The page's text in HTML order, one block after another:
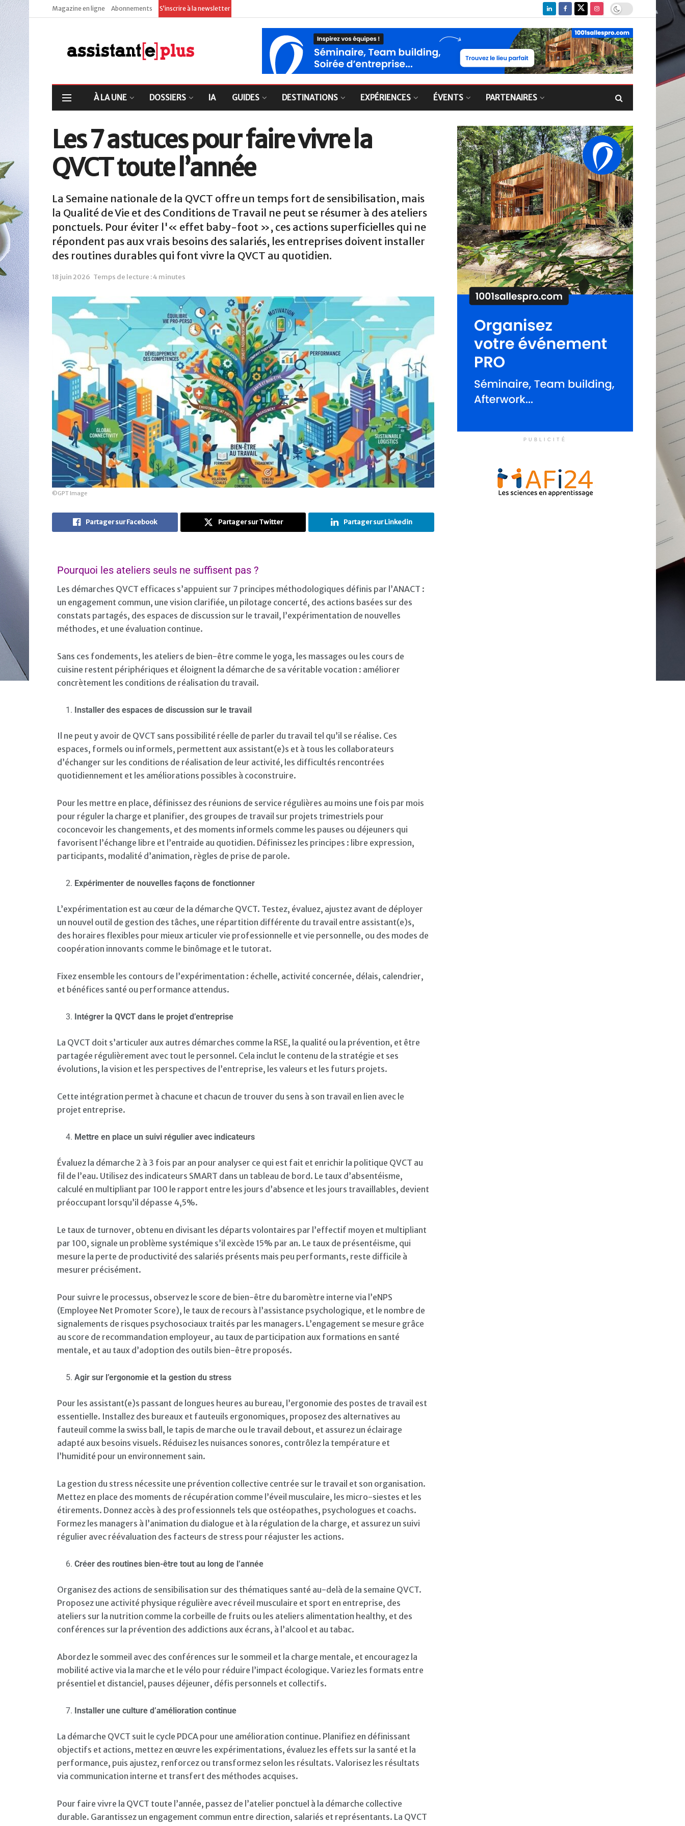
Magazine en ligne Abonnements S’inscrire à la newsletter
À LA UNE DOSSIERS IA GUIDES DESTINATIONS EXPÉRIENCES ÉVENTS PARTENAIRES
Les 7 astuces pour faire vivre la
QVCT toute l’année
La Semaine nationale de la QVCT offre un temps fort de sensibilisation, mais
la Qualité de Vie et des Conditions de Travail ne peut se résumer à des ateliers
ponctuels. Pour éviter l'« effet baby-foot », ces actions superficielles qui ne
répondent pas aux vrais besoins des salariés, les entreprises doivent installer
des routines durables qui font vivre la QVCT au quotidien.
18 juin 2026 Temps de lecture : 4 minutes
©GPT Image
Partager sur Facebook Partager sur Twitter Partager sur Linkedin
Pourquoi les ateliers seuls ne suffisent pas ?
Les démarches QVCT efficaces s’appuient sur 7 principes méthodologiques définis par l’ANACT :
un engagement commun, une vision clarifiée, un pilotage concerté, des actions basées sur des
constats partagés, des espaces de discussion sur le travail, l’expérimentation de nouvelles
méthodes, et une évaluation continue.
Sans ces fondements, les ateliers de bien-être comme le yoga, les massages ou les cours de
cuisine restent périphériques et éloignent la démarche de sa véritable vocation : améliorer
concrètement les conditions de réalisation du travail.
Installer des espaces de discussion sur le travail
Il ne peut y avoir de QVCT sans possibilité réelle de parler du travail tel qu’il se réalise. Ces
espaces, formels ou informels, permettent aux assistant(e)s et à tous les collaborateurs
d’échanger sur les conditions de réalisation de leur activité, les difficultés rencontrées
quotidiennement et les améliorations possibles à coconstruire.
Pour les mettre en place, définissez des réunions de service régulières au moins une fois par mois
pour réguler la charge et planifier, des groupes de travail sur projets trimestriels pour
coconcevoir les changements, et des moments informels comme les pauses ou déjeuners qui
favorisent l’échange libre et l’entraide au quotidien. Définissez les principes : libre expression,
participants, modalité d’animation, règles de prise de parole.
Expérimenter de nouvelles façons de fonctionner
L’expérimentation est au cœur de la démarche QVCT. Testez, évaluez, ajustez avant de déployer
un nouvel outil de gestion des tâches, une répartition différente du travail entre assistant(e)s,
des horaires flexibles pour mieux articuler vie professionnelle et vie personnelle, ou des modes de
coopération innovants comme le binômage et le tutorat.
Fixez ensemble les contours de l’expérimentation : échelle, activité concernée, délais, calendrier,
et bénéfices santé ou performance attendus.
Intégrer la QVCT dans le projet d’entreprise
La QVCT doit s’articuler aux autres démarches comme la RSE, la qualité ou la prévention, et être
partagée régulièrement avec tout le personnel. Cela inclut le contenu de la stratégie et ses
évolutions, la vision et les perspectives de l’entreprise, les valeurs et les futurs projets.
Cette intégration permet à chacune et chacun de trouver du sens à son travail en lien avec le
projet entreprise.
Mettre en place un suivi régulier avec indicateurs
Évaluez la démarche 2 à 3 fois par an pour analyser ce qui est fait et enrichir la politique QVCT au
fil de l’eau. Utilisez des indicateurs SMART dans un tableau de bord. Le taux d’absentéisme,
calculé en multipliant par 100 le rapport entre les jours d’absence et les jours travaillables, devient
préoccupant lorsqu’il dépasse 4,5%.
Le taux de turnover, obtenu en divisant les départs volontaires par l’effectif moyen et multipliant
par 100, signale un problème systémique s’il excède 15% par an. Le taux de présentéisme, qui
mesure la perte de productivité des salariés présents mais peu performants, reste difficile à
mesurer précisément.
Pour suivre le processus, observez le score de bien-être du baromètre interne via l’eNPS
(Employee Net Promoter Score), le taux de recours à l’assistance psychologique, et le nombre de
signalements de risques psychosociaux traités par les managers. L’engagement se mesure grâce
au score de recommandation employeur, au taux de participation aux formations en santé
mentale, et au taux d’adoption des outils bien-être proposés.
Agir sur l’ergonomie et la gestion du stress
Pour les assistant(e)s passant de longues heures au bureau, l’ergonomie des postes de travail est
essentielle. Installez des bureaux et fauteuils ergonomiques, proposez des alternatives au
fauteuil comme la swiss ball, le tapis de marche ou le travail debout, et assurez un éclairage
adapté aux besoins visuels. Réduisez les nuisances sonores, contrôlez la température et
l’humidité pour un environnement sain.
La gestion du stress nécessite une prévention collective centrée sur le travail et son organisation.
Mettez en place des moments de récupération comme l’éveil musculaire, les micro-siestes et les
étirements. Donnez accès à des professionnels tels que ostéopathes, psychologues et coachs.
Formez les managers à l’animation du dialogue et à la régulation de la charge, et assurez un suivi
régulier avec réévaluation des facteurs de stress pour réajuster les actions.
Créer des routines bien-être tout au long de l’année
Organisez des actions de sensibilisation sur des thématiques santé au-delà de la semaine QVCT.
Proposez une activité physique régulière avec réveil musculaire et sport en entreprise, des
ateliers sur la nutrition comme la corbeille de fruits ou les ateliers alimentation healthy, et des
conférences sur la prévention des addictions aux écrans, à l’alcool et au tabac.
Abordez le sommeil avec des conférences sur le sommeil et la charge mentale, et encouragez la
mobilité active via la marche et le vélo pour réduire l’impact écologique. Variez les formats entre
présentiel et distanciel, pauses déjeuner, défis personnels et collectifs.
Installer une culture d’amélioration continue
La démarche QVCT suit le cycle PDCA pour une amélioration continue. Planifiez en définissant
objectifs et actions, mettez en œuvre les expérimentations, évaluez les effets sur la santé et la
performance, puis ajustez, renforcez ou transformez selon les résultats. Valorisez les résultats
via communication interne et transfert des méthodes acquises.
Pour faire vivre la QVCT toute l’année, passez de l’atelier ponctuel à la démarche collective
durable. Garantissez un engagement commun entre direction, salariés et représentants. La QVCT
PUBLICITÉ